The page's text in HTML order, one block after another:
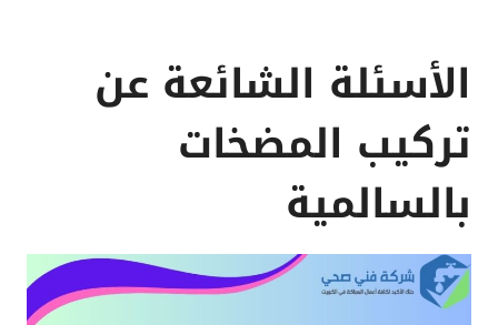
الأسئلة الشائعة عن
تركيب المضخات
بالسالمية